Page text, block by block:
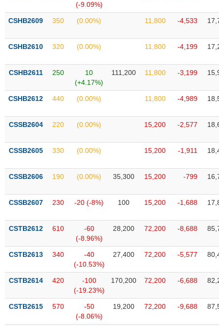
(-9.09%)
CSHB2609 350 (0.00%) 11,800 -4,533
CSHB2610 320 (0.00%) 11,800 -4,199
CSHB2611 250
10
(+4.17%)
111,200 11,800 -3,199
CSHB2612 440 (0.00%) 11,800 -4,989
CSSB2604 220 (0.00%) 15,200 -2,577
CSSB2605 330 (0.00%) 15,200 -1,911
CSSB2606 190 (0.00%) 35,300 15,200 -799
CSSB2607 230 -20 (-8%) 100 15,200 -1,688
CSTB2612 610
-60
(-8.96%)
28,200 72,200 -8,688
CSTB2613 340
-40
(-10.53%)
27,400 72,200 -5,577
CSTB2614 420
-100
(-19.23%)
170,200 72,200 -6,688
CSTB2615 570
-50
(-8.06%)
19,200 72,200 -9,688
chứng
khoán
Tất cả Cổ phiếu Chỉ số Chứng chỉ quỹ Chứng
Lãnh
(-)
tức
(-)
của
(-)
Báo
phân
tích